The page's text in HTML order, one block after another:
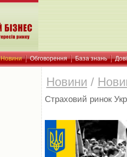
Новини Обговорення База знань
Новини /
Страховий ринок